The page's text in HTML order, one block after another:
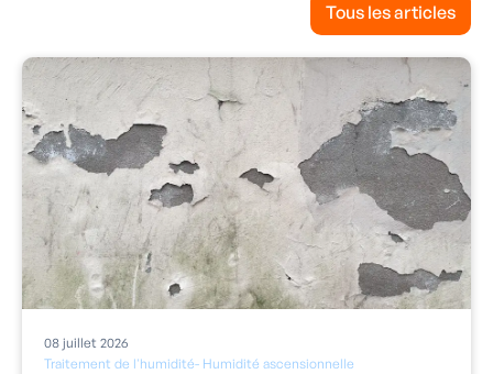
Tous les articles
Traitement de l'humidité- Humidité ascensionnelle
08 juillet 2026